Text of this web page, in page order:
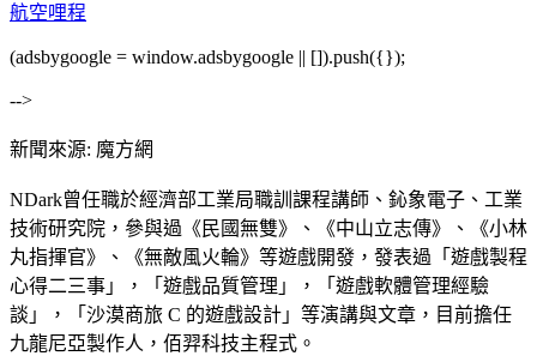
航空哩程
(adsbygoogle = window.adsbygoogle || []).push({});
-->
新聞來源: 魔方網
NDark曾任職於經濟部工業局職訓課程講師、鈊象電子、工業
技術研究院，參與過《民國無雙》、《中山立志傳》、《小林
丸指揮官》、《無敵風火輪》等遊戲開發，發表過「遊戲製程
心得二三事」，「遊戲品質管理」，「遊戲軟體管理經驗
談」，「沙漠商旅 C 的遊戲設計」等演講與文章，目前擔任
九龍尼亞製作人，佰羿科技主程式。